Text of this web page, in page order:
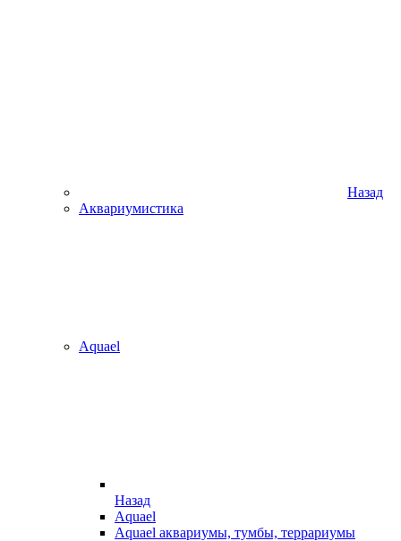
Назад
Аквариумистика
Aquael
Назад
Aquael
Aquael аквариумы, тумбы, террариумы